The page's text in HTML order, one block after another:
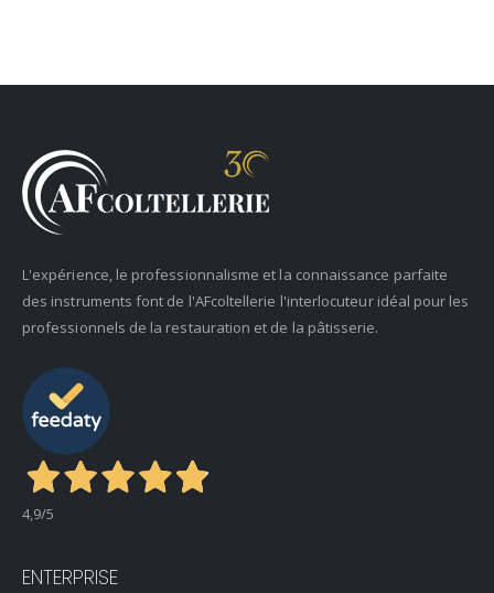
L'expérience, le professionnalisme et la connaissance parfaite
des instruments font de l'AFcoltellerie l'interlocuteur idéal pour les
professionnels de la restauration et de la pâtisserie.
4,9/5
ENTERPRISE